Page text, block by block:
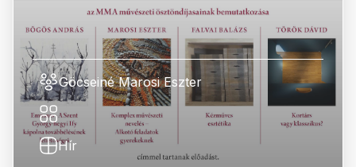
Göcseiné Marosi Eszter
Hír